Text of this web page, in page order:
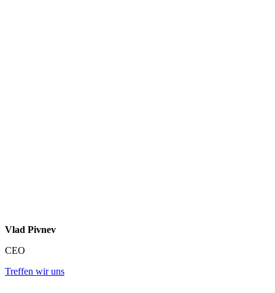
Vlad Pivnev
CEO
Treffen wir uns